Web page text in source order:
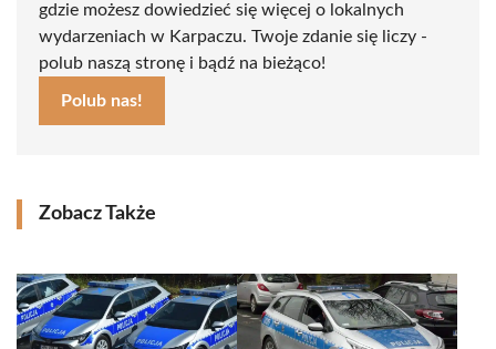
gdzie możesz dowiedzieć się więcej o lokalnych
wydarzeniach w Karpaczu. Twoje zdanie się liczy -
polub naszą stronę i bądź na bieżąco!
Polub nas!
Zobacz Także